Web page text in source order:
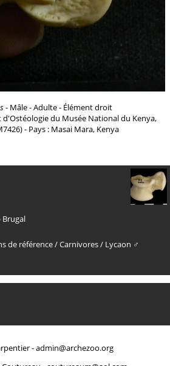
- Mâle - Adulte - Élément droit
du Musée National du Kenya,
- Pays : Masai Mara, Kenya
Brugal
de référence/Carnivores/ Lycaon ♂
-admin@archezoo.org